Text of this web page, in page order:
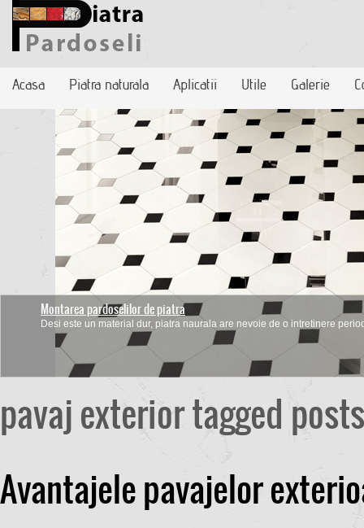
Acasa Piatra naturala Aplicatii Utile Galerie
Montarea pardoselilor de piatra
Desi este un material dur, piatra naurala are nevoie de o intretinere
Ce trebuie sa stiu inainte de a achizitiona pavaje sau pardoseli
Inainte de a alege firma care ofera servicii de pavare trebuie sa tii cont
pavaj exterior tagged posts
Avantajele pavajelor